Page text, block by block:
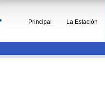
Principal La Estación